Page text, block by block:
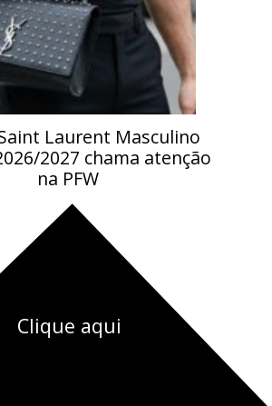
Laurent Masculino
2027 chama atenção
na PFW
AQUI
Clique aqui